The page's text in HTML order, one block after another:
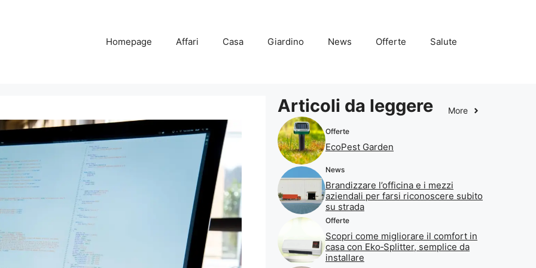
Homepage Affari Casa Giardino News Offerte Salute
Articoli da leggere More
Offerte
EcoPest Garden
News
Brandizzare l’officina e i mezzi
aziendali per farsi riconoscere subito
su strada
Offerte
Scopri come migliorare il comfort in
casa con Eko‑Splitter, semplice da
installare